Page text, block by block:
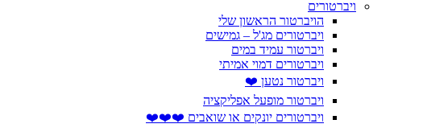
ויברטורים
הויברטור הראשון שלי
ויברטורים מג'ל – גמישים
ויברטור עמיד במים
ויברטורים דמוי אמיתי
ויברטור נטען ❤️
ויברטור מופעל אפליקציה
ויברטורים יונקים או שואבים ❤️❤️❤️